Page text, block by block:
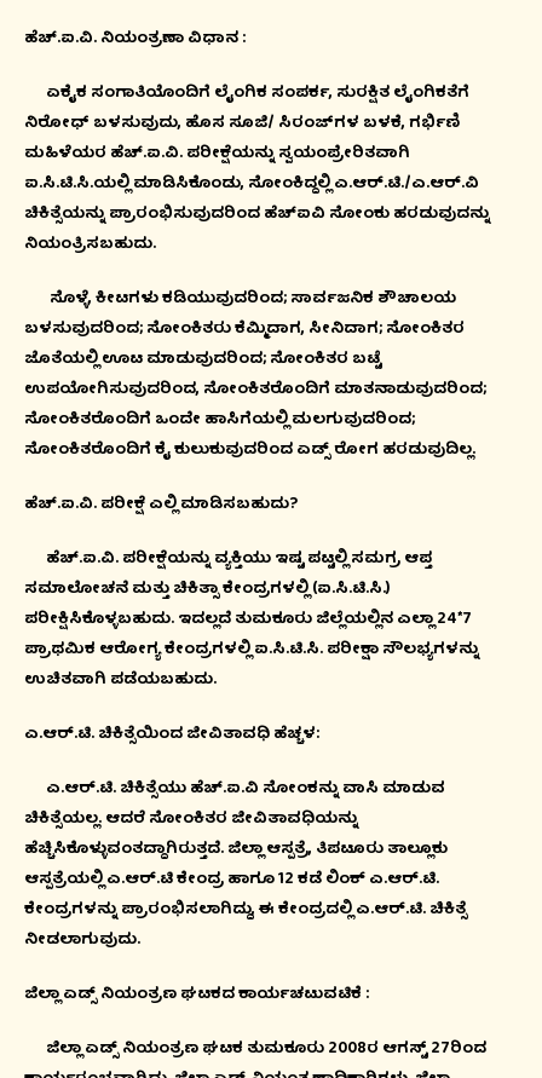
ಹೆಚ್.ಐ.ವಿ. ನಿಯಂತ್ರಣಾ ವಿಧಾನ :
ಏಕೈಕ ಸಂಗಾತಿಯೊಂದಿಗೆ ಲೈಂಗಿಕ ಸಂಪರ್ಕ, ಸುರಕ್ಷಿತ ಲೈಂಗಿಕತೆಗೆ
ನಿರೋಧ್ ಬಳಸುವುದು, ಹೊಸ ಸೂಜಿ/ ಸಿರಂಜ್‍ಗಳ ಬಳಕೆ, ಗರ್ಭಿಣಿ
ಮಹಿಳೆಯರ ಹೆಚ್.ಐ.ವಿ. ಪರೀಕ್ಷೆಯನ್ನು ಸ್ವಯಂಪ್ರೇರಿತವಾಗಿ
ಐ.ಸಿ.ಟಿ.ಸಿ.ಯಲ್ಲಿ ಮಾಡಿಸಿಕೊಂಡು, ಸೋಂಕಿದ್ದಲ್ಲಿ ಎ.ಆರ್.ಟಿ./ಎ.ಆರ್.ವಿ
ಚಿಕಿತ್ಸೆಯನ್ನು ಪ್ರಾರಂಭಿಸುವುದರಿಂದ ಹೆಚ್‍ಐವಿ ಸೋಂಕು ಹರಡುವುದನ್ನು
ನಿಯಂತ್ರಿಸಬಹುದು.
ಸೊಳ್ಳೆ, ಕೀಟಗಳು ಕಡಿಯುವುದರಿಂದ; ಸಾರ್ವಜನಿಕ ಶೌಚಾಲಯ
ಬಳಸುವುದರಿಂದ; ಸೋಂಕಿತರು ಕೆಮ್ಮಿದಾಗ, ಸೀನಿದಾಗ; ಸೋಂಕಿತರ
ಜೊತೆಯಲ್ಲಿ ಊಟ ಮಾಡುವುದರಿಂದ; ಸೋಂಕಿತರ ಬಟ್ಟೆ
ಉಪಯೋಗಿಸುವುದರಿಂದ, ಸೋಂಕಿತರೊಂದಿಗೆ ಮಾತನಾಡುವುದರಿಂದ;
ಸೋಂಕಿತರೊಂದಿಗೆ ಒಂದೇ ಹಾಸಿಗೆಯಲ್ಲಿ ಮಲಗುವುದರಿಂದ;
ಸೋಂಕಿತರೊಂದಿಗೆ ಕೈ ಕುಲುಕುವುದರಿಂದ ಏಡ್ಸ್ ರೋಗ ಹರಡುವುದಿಲ್ಲ.
ಹೆಚ್.ಐ.ವಿ. ಪರೀಕ್ಷೆ ಎಲ್ಲಿ ಮಾಡಿಸಬಹುದು?
ಹೆಚ್.ಐ.ವಿ. ಪರೀಕ್ಷೆಯನ್ನು ವ್ಯಕ್ತಿಯು ಇಷ್ಟ ಪಟ್ಟಲ್ಲಿ ಸಮಗ್ರ ಆಪ್ತ
ಸಮಾಲೋಚನೆ ಮತ್ತು ಚಿಕಿತ್ಸಾ ಕೇಂದ್ರಗಳಲ್ಲಿ (ಐ.ಸಿ.ಟಿ.ಸಿ.)
ಪರೀಕ್ಷಿಸಿಕೊಳ್ಳಬಹುದು. ಇದಲ್ಲದೆ ತುಮಕೂರು ಜಿಲ್ಲೆಯಲ್ಲಿನ ಎಲ್ಲಾ 24*7
ಪ್ರಾಥಮಿಕ ಆರೋಗ್ಯ ಕೇಂದ್ರಗಳಲ್ಲಿ ಐ.ಸಿ.ಟಿ.ಸಿ. ಪರೀಕ್ಷಾ ಸೌಲಭ್ಯಗಳನ್ನು
ಉಚಿತವಾಗಿ ಪಡೆಯಬಹುದು.
ಎ.ಆರ್.ಟಿ. ಚಿಕಿತ್ಸೆಯಿಂದ ಜೀವಿತಾವಧಿ ಹೆಚ್ಚಳ:
ಎ.ಆರ್.ಟಿ. ಚಿಕಿತ್ಸೆಯು ಹೆಚ್.ಐ.ವಿ ಸೋಂಕನ್ನು ವಾಸಿ ಮಾಡುವ
ಚಿಕಿತ್ಸೆಯಲ್ಲ. ಆದರೆ ಸೋಂಕಿತರ ಜೀವಿತಾವಧಿಯನ್ನು
ಹೆಚ್ಚಿಸಿಕೊಳ್ಳುವಂತದ್ದಾಗಿರುತ್ತದೆ. ಜಿಲ್ಲಾ ಆಸ್ಪತ್ರೆ, ತಿಪಟೂರು ತಾಲ್ಲೂಕು
ಆಸ್ಪತ್ರೆಯಲ್ಲಿ ಎ.ಆರ್.ಟಿ ಕೇಂದ್ರ ಹಾಗೂ 12 ಕಡೆ ಲಿಂಕ್ ಎ.ಆರ್.ಟಿ.
ಕೇಂದ್ರಗಳನ್ನು ಪ್ರಾರಂಭಿಸಲಾಗಿದ್ದು, ಈ ಕೇಂದ್ರದಲ್ಲಿ ಎ.ಆರ್.ಟಿ. ಚಿಕಿತ್ಸೆ
ನೀಡಲಾಗುವುದು.
ಜಿಲ್ಲಾ ಏಡ್ಸ್ ನಿಯಂತ್ರಣ ಘಟಕದ ಕಾರ್ಯಚಟುವಟಿಕೆ :
ಜಿಲ್ಲಾ ಏಡ್ಸ್ ನಿಯಂತ್ರಣ ಘಟಕ ತುಮಕೂರು 2008ರ ಆಗಸ್ಟ್ 27ರಿಂದ